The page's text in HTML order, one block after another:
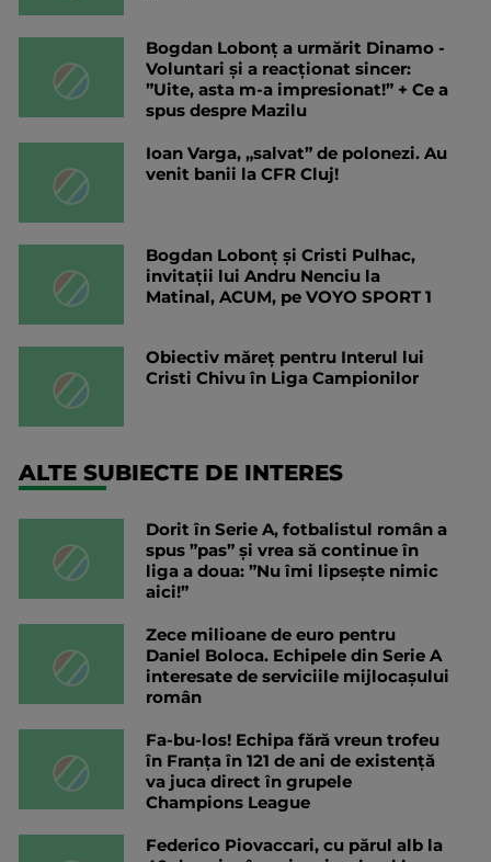
Bogdan Lobonț a urmărit Dinamo -
Voluntari și a reacționat sincer:
”Uite, asta m-a impresionat!” + Ce a
spus despre Mazilu
Ioan Varga, „salvat” de polonezi. Au
venit banii la CFR Cluj!
Bogdan Lobonț și Cristi Pulhac,
invitații lui Andru Nenciu la
Matinal, ACUM, pe VOYO SPORT 1
Obiectiv măreț pentru Interul lui
Cristi Chivu în Liga Campionilor
ALTE SUBIECTE DE INTERES
Dorit în Serie A, fotbalistul român a
spus ”pas” și vrea să continue în
liga a doua: ”Nu îmi lipsește nimic
aici!”
Zece milioane de euro pentru
Daniel Boloca. Echipele din Serie A
interesate de serviciile mijlocașului
român
Fa-bu-los! Echipa fără vreun trofeu
în Franța în 121 de ani de existență
va juca direct în grupele
Champions League
Federico Piovaccari, cu părul alb la